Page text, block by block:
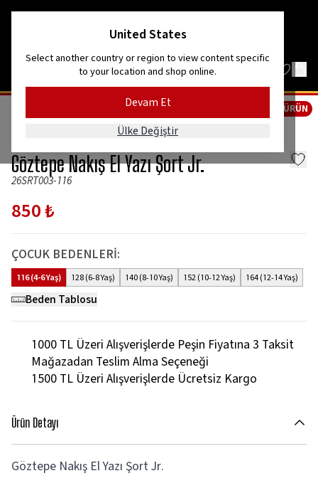
United States
Select another country or region to view content specific
to your location and shop online.
Devam Et
Ülke Değiştir
YENİ ÜRÜN
GİYİM ÇOCUK GİYİM ALT GİYİM- ÇOCUK
Göztepe Nakış El Yazı Şort Jr.
26SRT003-116
850 ₺
ÇOCUK BEDENLERİ:
116 (4-6 Yaş) 128 (6-8 Yaş) 140 (8-10 Yaş) 152 (10-12 Yaş) 164 (12-14 Yaş)
Beden Tablosu
1000 TL Üzeri Alışverişlerde Peşin Fiyatına 3 Taksit
Mağazadan Teslim Alma Seçeneği
1500 TL Üzeri Alışverişlerde Ücretsiz Kargo
Ürün Detayı
Göztepe Nakış El Yazı Şort Jr.